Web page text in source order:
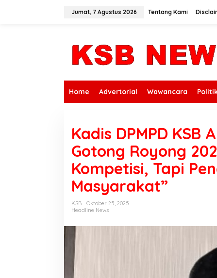
Jumat, 7 Agustus 2026 Tentang Kami
Home Advertorial Wawancara
Kadis DPMPD KSB
Gotong Royong
Kompetisi, Tapi
Masyarakat”
KSB
Oktober 25, 2025
Headline News